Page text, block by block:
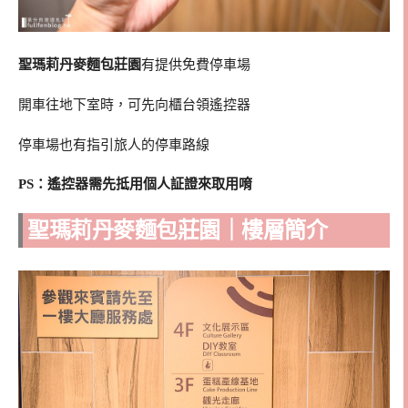
聖瑪莉丹麥麵包莊園有提供免費停車場
開車往地下室時，可先向櫃台領遙控器
停車場也有指引旅人的停車路線
PS：遙控器需先抵用個人証證來取用唷
聖瑪莉丹麥麵包莊園｜樓層簡介